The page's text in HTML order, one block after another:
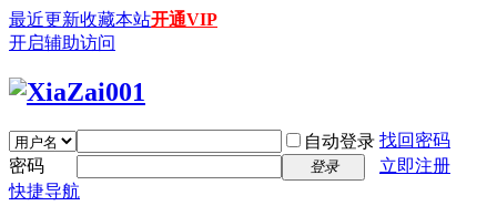
最近更新收藏本站开通VIP
开启辅助访问
自动登录 找回密码
密码
登录
立即注册
快捷导航